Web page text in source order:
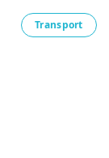
Transport